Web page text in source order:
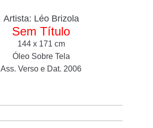
Artista: Léo Brizola
Sem Título
144 x 171 cm
Óleo Sobre Tela
Ass. Verso e Dat. 2006